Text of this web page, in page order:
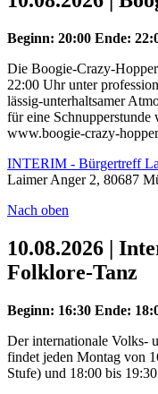
Beginn: 20:00 Ende:
Die Boogie-Crazy-
22:00 Uhr unter
lässig-unterhaltsamer
für eine Schnupperstunde
www.boogie-crazy-
INTERIM - Bürgertreff
Laimer Anger 2, 80687
Nach oben
10.08.2026 |
Folklore-Tanz
Beginn: 16:30 Ende:
Der internationale Volks-
findet jeden Montag von
Stufe) und 18:00 bis